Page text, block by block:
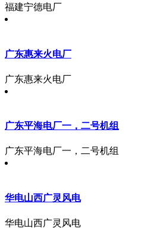
福建宁德电厂
广东惠来火电厂
广东惠来火电厂
广东平海电厂一，二号机组
广东平海电厂一，二号机组
华电山西广灵风电
华电山西广灵风电